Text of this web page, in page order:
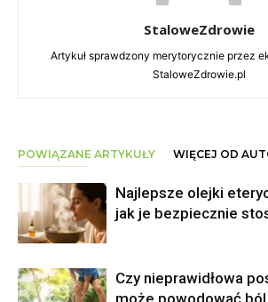
StaloweZdrowie
Artykuł sprawdzony merytorycznie przez
StaloweZdrowie.pl
POWIĄZANE ARTYKUŁY WIĘCEJ OD
Najlepsze olejki
jak je bezpiecznie
Czy nieprawidłowa
może powodować ból